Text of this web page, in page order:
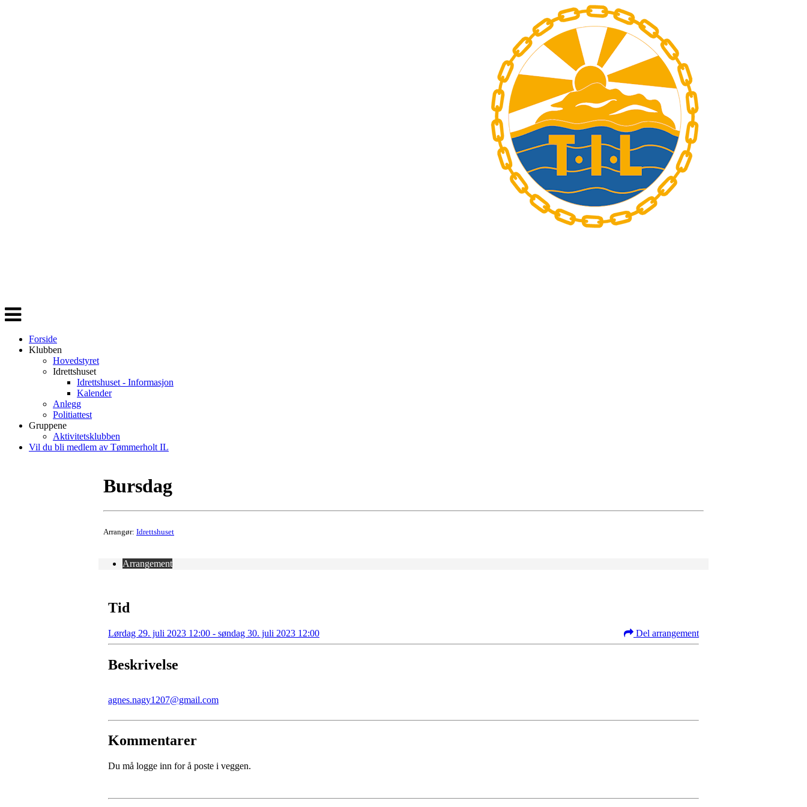
Veksle
navigasjon
Forside
Klubben
Hovedstyret
Idrettshuset
Idrettshuset - Informasjon
Kalender
Anlegg
Politiattest
Gruppene
Aktivitetsklubben
Vil du bli medlem av Tømmerholt IL
Bursdag
Arrangør: Idrettshuset
Arrangement
Tid
Lørdag 29. juli 2023 12:00 - søndag 30. juli 2023 12:00 Del arrangement
Beskrivelse
agnes.nagy1207@gmail.com
Kommentarer
Du må logge inn for å poste i veggen.